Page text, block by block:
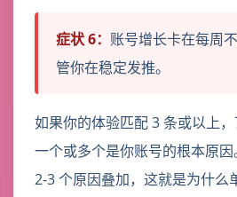
症状 6： 账号增长卡在每周
管你在稳定发推。
如果你的体验匹配 3 条或以上
一个或多个是你账号的根本原
2-3 个原因叠加，这就是为什么